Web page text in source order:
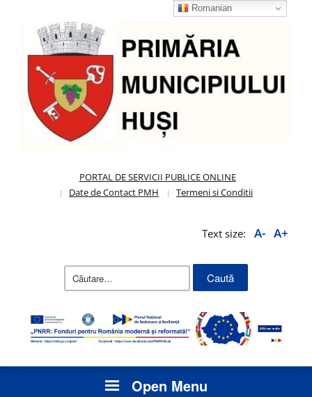
PORTAL DE SERVICII PUBLICE ONLINE
Date de Contact PMH
Termeni si Conditii
Text size: A- A+
Caută
Open Menu
Romanian